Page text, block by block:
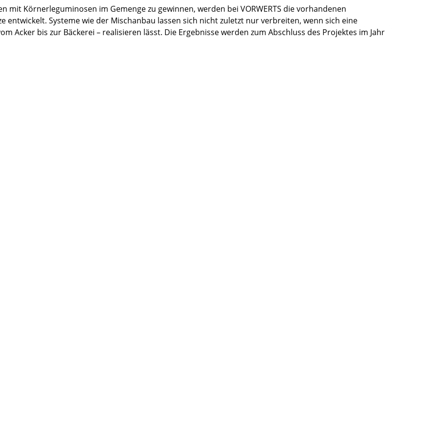
mit Körnerleguminosen im Gemenge zu gewinnen, werden bei VORWERTS die vorhandenen
Systeme wie der Mischanbau lassen sich nicht zuletzt nur verbreiten, wenn sich eine
Acker bis zur Bäckerei – realisieren lässt. Die Ergebnisse werden zum Abschluss des Projektes im Jahr